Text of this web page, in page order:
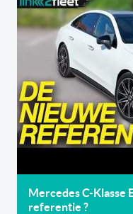
Mercedes C-Klasse
referentie ?